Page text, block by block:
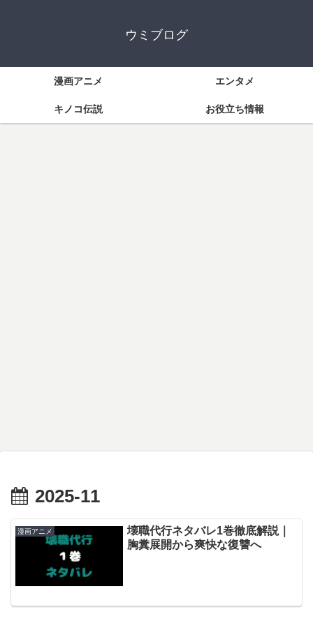
ウミブログ
漫画アニメ エンタメ
キノコ伝説 お役立ち情報
2025-11
漫画アニメ
壊職代行ネタバレ1巻徹底解説｜
胸糞展開から爽快な復讐へ